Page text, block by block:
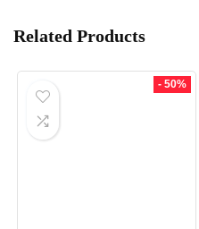
Related Products
- 50%